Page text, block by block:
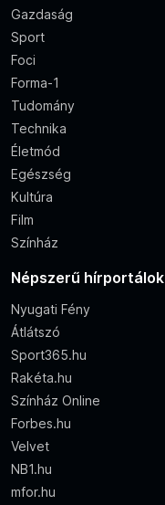
Gazdaság
Sport
Foci
Forma-1
Tudomány
Technika
Életmód
Egészség
Kultúra
Film
Színház
Népszerű hírportálok
Nyugati Fény
Átlátszó
Sport365.hu
Rakéta.hu
Színház Online
Forbes.hu
Velvet
NB1.hu
mfor.hu